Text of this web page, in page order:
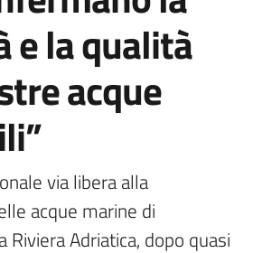
e la qualità
acque
via libera alla
acque marine di
Riviera Adriatica, dopo quasi